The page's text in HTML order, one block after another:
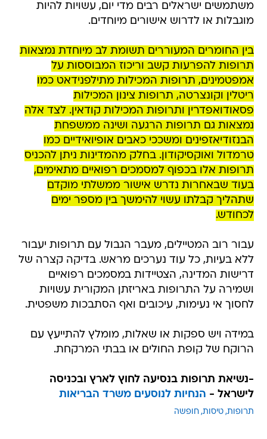
משתמשים ישראלים רבים מדי יום, עשויות להיות
מוגבלות או לדרוש אישורים מיוחדים.
בין החומרים המעוררים תשומת לב מיוחדת נמצאות
תרופות להפרעות קשב וריכוז המבוססות על
אמפטמינים, תרופות המכילות מתילפנידאט כמו
ריטלין וקונצרטה, תרופות צינון המכילות
פסאודואפדרין ותרופות המכילות קודאין. לצד אלה
נמצאות גם תרופות הרגעה ושינה ממשפחת
הבנזודיאזפינים ומשככי כאבים אופיואידיים כמו
טרמדול ואוקסיקודון. בחלק מהמדינות ניתן להכניס
תרופות אלו בכפוף למסמכים רפואיים מתאימים,
בעוד שבאחרות נדרש אישור ממשלתי מוקדם
שתהליך קבלתו עשוי להימשך בין מספר ימים
לכחודש.
עבור רוב המטיילים, מעבר הגבול עם תרופות יעבור
ללא בעיות, כל עוד נערכים מראש. בדיקה קצרה של
דרישות המדינה, הצטיידות במסמכים רפואיים
ושמירה על התרופות באריזתן המקורית עשויות
לחסוך אי נעימות, עיכובים ואף הסתבכות משפטית.
במידה ויש ספקות או שאלות, מומלץ להתייעץ עם
הרוקח של קופת החולים או בבתי המרקחת.
-נשיאת תרופות בנסיעה לחוץ לארץ ובכניסה
לישראל - הנחיות לנוסעים משרד הבריאות
תרופות טיסות חופשה